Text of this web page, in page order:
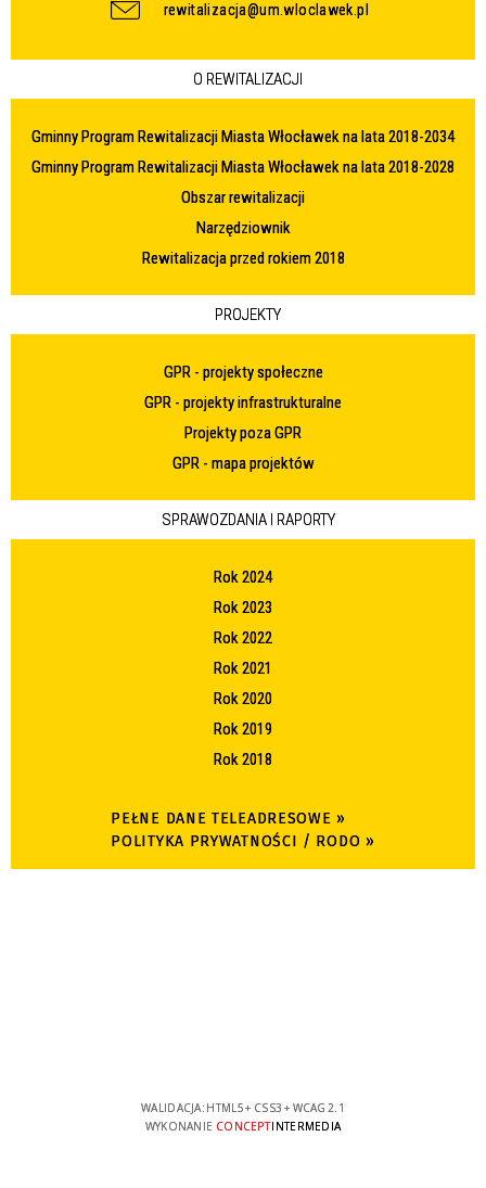
rewitalizacja@um.wloclawek.pl
O REWITALIZACJI
Gminny Program Rewitalizacji Miasta Włocławek na lata 2018-2034
Gminny Program Rewitalizacji Miasta Włocławek na lata 2018-2028
Obszar rewitalizacji
Narzędziownik
Rewitalizacja przed rokiem 2018
PROJEKTY
GPR - projekty społeczne
GPR - projekty infrastrukturalne
Projekty poza GPR
GPR - mapa projektów
SPRAWOZDANIA I RAPORTY
Rok 2024
Rok 2023
Rok 2022
Rok 2021
Rok 2020
Rok 2019
Rok 2018
PEŁNE DANE TELEADRESOWE »
POLITYKA PRYWATNOŚCI / RODO »
WALIDACJA: HTML5+ CSS3 + WCAG 2.1
WYKONANIE CONCEPTINTERMEDIA